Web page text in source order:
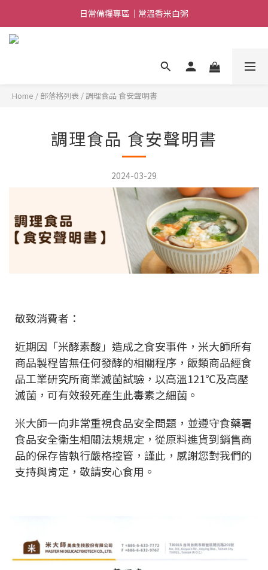
日常備糧專區｜常溫香米白粥
日常備糧專區｜常溫香米白粥
消費滿$888免運｜滿$1088贈隨行饗宴組
日常備糧專區｜常溫香米白粥
Home / 部落格列表 /調理食品 食安聲明書
調理食品 食安聲明書
2024-03-29
敬致消費者：
近期因「米酵素酸」造成之食安事件，米大師所有
商品製程皆無任何發酵的相關程序，飯類商品經食
品工業研究所商業滅菌試驗，以高溫121℃及高壓
滅菌，可有效殺死產生此毒素之細菌。
米大師一向非常重視食品安全問題，並遵守食藥署
食品安全衛生相關法規規定，從原料進貨到銷售商
品的保存皆執行嚴格控管，謹此，感謝您對我們的
支持與肯定，敬請安心食用。